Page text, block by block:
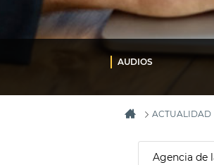
AUDIOS
ACTUALIDAD
Agencia de